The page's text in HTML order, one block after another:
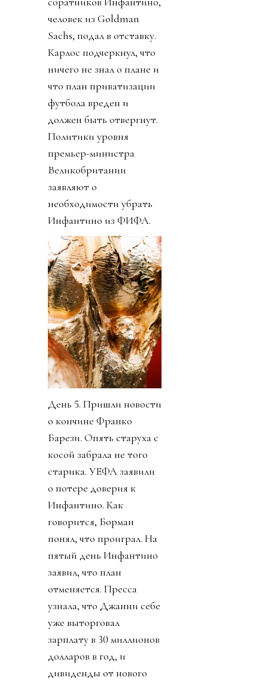
человек из Goldman
Sachs, подал в отставку.
Карлос подчеркнул, что
ничего не знал о плане и
что план приватизации
футбола вреден и
должен быть отвергнут.
Политики уровня
премьер-министра
Великобритании
заявляют о
необходимости убрать
Инфантино из ФИФА.
День 5. Пришли новости
о кончине Франко
Барези. Опять старуха с
косой забрала не того
старика. УЕФА заявили
о потере доверия к
Инфантино. Как
говорится, Борман
понял, что проиграл. На
пятый день Инфантино
заявил, что план
отменяется. Пресса
узнала, что Джанни себе
уже выторговал
зарплату в 30 миллионов
долларов в год, и
дивиденды от нового